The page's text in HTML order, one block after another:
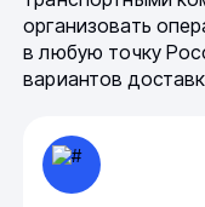
организовать
в любую точку
вариантов